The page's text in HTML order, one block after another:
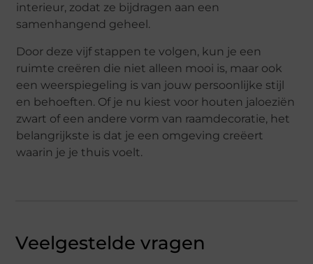
interieur, zodat ze bijdragen aan een
samenhangend geheel.
Door deze vijf stappen te volgen, kun je een
ruimte creëren die niet alleen mooi is, maar ook
een weerspiegeling is van jouw persoonlijke stijl
en behoeften. Of je nu kiest voor houten jaloeziën
zwart of een andere vorm van raamdecoratie, het
belangrijkste is dat je een omgeving creëert
waarin je je thuis voelt.
Veelgestelde vragen